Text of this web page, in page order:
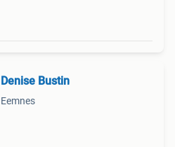
Denise Bustin
Eemnes